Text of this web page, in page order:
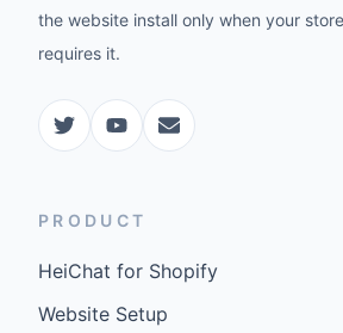
the website install only when your
requires it.
PRODUCT
HeiChat for Shopify
Website Setup